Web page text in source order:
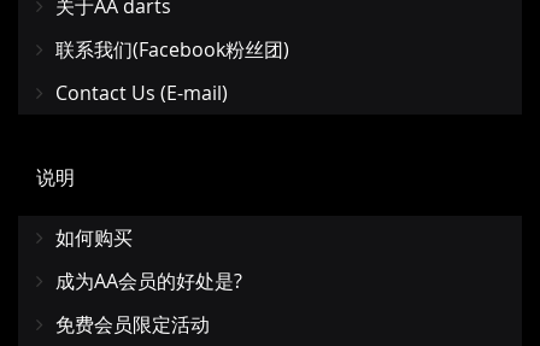
关于AA darts
联系我们(Facebook粉丝团)
Contact Us (E-mail)
说明
如何购买
成为AA会员的好处是?
免费会员限定活动